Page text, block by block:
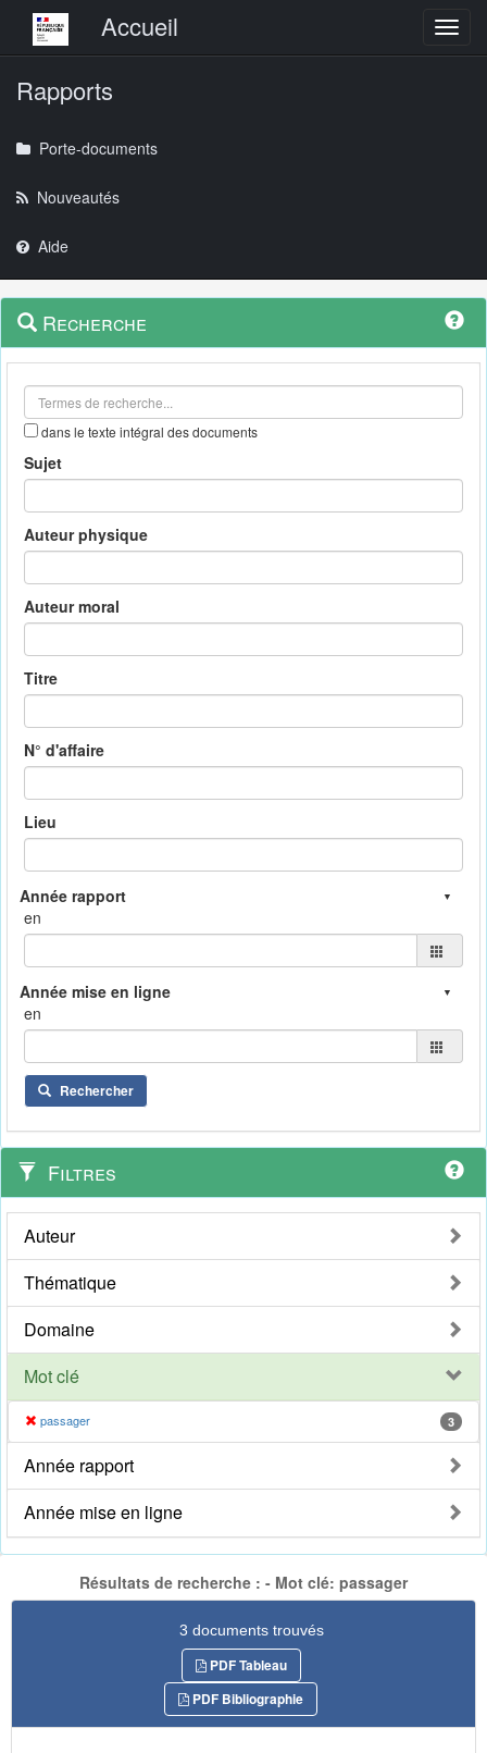
Menu principalAccueil
Rapports
Porte-documents
Nouveautés
Aide
Navigation
outils
Menu
contextuel
Recherche
dans le texte intégral des documents
Sujet
Auteur physique
Auteur moral
Titre
N° d'affaire
Lieu
en
en
Rechercher
Filtres
Auteur
Thématique
Domaine
Mot clé
passager 3
Année rapport
Année mise en ligne
Résultats de recherche : - Mot clé: passager
3 documents trouvés
PDF Tableau
PDF Bibliographie